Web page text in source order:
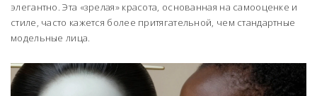
элегантно. Эта «зрелая» красота, основанная на самооценке и
стиле, часто кажется более притягательной, чем стандартные
модельные лица.